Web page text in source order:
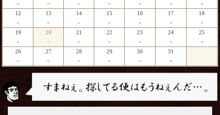
－
－
－
－
－
－
－
12
－
13
－
14
－
15
－
16
－
17
－
18
－
19
－
20
－
21
－
22
－
23
－
24
－
25
－
26
－
27
－
28
－
29
－
30
－
31
－